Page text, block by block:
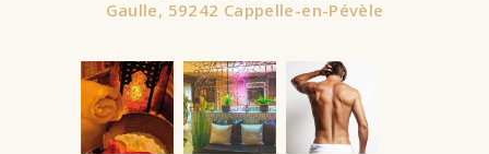
Gaulle, 59242 Cappelle-en-Pévèle